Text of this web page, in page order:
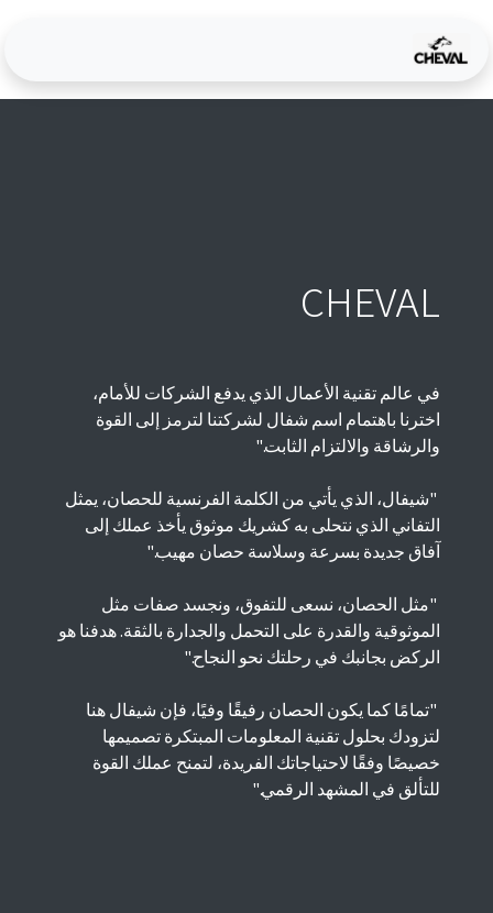
CHEVAL
في عالم تقنية الأعمال الذي يدفع الشركات للأمام،
اخترنا باهتمام اسم شفال لشركتنا لترمز إلى القوة
والرشاقة والالتزام الثابت."
"شيفال، الذي يأتي من الكلمة الفرنسية للحصان، يمثل
التفاني الذي نتحلى به كشريك موثوق يأخذ عملك إلى
آفاق جديدة بسرعة وسلاسة حصان مهيب."
"مثل الحصان، نسعى للتفوق، ونجسد صفات مثل
الموثوقية والقدرة على التحمل والجدارة بالثقة. هدفنا هو
الركض بجانبك في رحلتك نحو النجاح."
"تمامًا كما يكون الحصان رفيقًا وفيًا، فإن شيفال هنا
لتزودك بحلول تقنية المعلومات المبتكرة تصميمها
خصيصًا وفقًا لاحتياجاتك الفريدة، لتمنح عملك القوة
للتألق في المشهد الرقمي."